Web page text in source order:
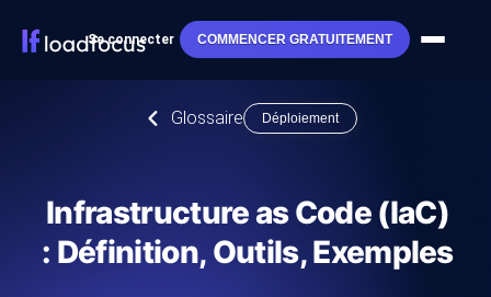
Se connecter COMMENCER GRATUITEMENT
Glossaire Déploiement
Infrastructure as Code (IaC)
: Définition, Outils, Exemples